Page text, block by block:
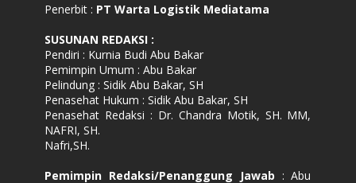
Penerbit : PT Warta Logistik Mediatama
SUSUNAN REDAKSI :
Pendiri : Kurnia Budi Abu Bakar
Pemimpin Umum : Abu Bakar
Pelindung : Sidik Abu Bakar, SH
Penasehat Hukum : Sidik Abu Bakar, SH
Penasehat Redaksi : Dr. Chandra Motik, SH. MM,
NAFRI, SH.
Nafri,SH.
Pemimpin Redaksi/Penanggung Jawab : Abu